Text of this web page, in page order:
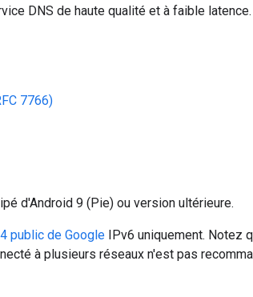
DNS de haute qualité et à faible latence.
7766)
d'Android 9 (Pie) ou version ultérieure.
public de Google IPv6 uniquement. Notez
à plusieurs réseaux n'est pas